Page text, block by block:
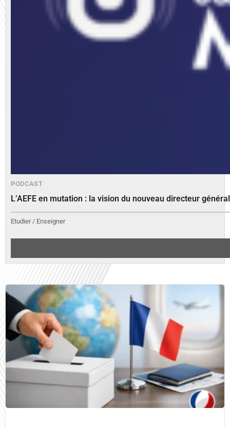
PODCAST
L’AEFE en mutation : la vision du nouveau directeur
Etudier / Enseigner